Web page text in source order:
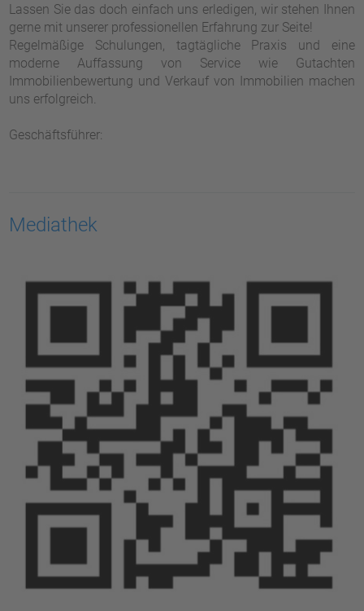
Lassen Sie das doch einfach uns erledigen, wir stehen Ihnen
gerne mit unserer professionellen Erfahrung zur Seite!
Regelmäßige Schulungen, tagtägliche Praxis und eine
moderne Auffassung von Service wie Gutachten
Immobilienbewertung und Verkauf von Immobilien machen
uns erfolgreich.
Geschäftsführer:
Mediathek